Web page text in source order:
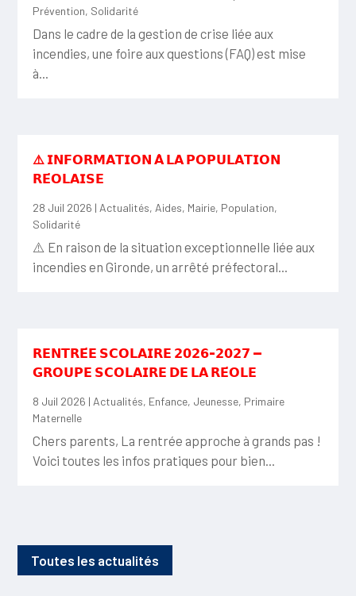
Prévention, Solidarité
Dans le cadre de la gestion de crise liée aux
incendies, une foire aux questions (FAQ) est mise
à...
⚠️ 𝗜𝗡𝗙𝗢𝗥𝗠𝗔𝗧𝗜𝗢𝗡 𝗔̀ 𝗟𝗔 𝗣𝗢𝗣𝗨𝗟𝗔𝗧𝗜𝗢𝗡
𝗥𝗘́𝗢𝗟𝗔𝗜𝗦𝗘
28 Juil 2026 | Actualités, Aides, Mairie, Population,
Solidarité
⚠️ En raison de la situation exceptionnelle liée aux
incendies en Gironde, un arrêté préfectoral...
𝗥𝗘𝗡𝗧𝗥𝗘́𝗘 𝗦𝗖𝗢𝗟𝗔𝗜𝗥𝗘 𝟮𝟬𝟮𝟲-𝟮𝟬𝟮𝟳 —
𝗚𝗥𝗢𝗨𝗣𝗘 𝗦𝗖𝗢𝗟𝗔𝗜𝗥𝗘 𝗗𝗘 𝗟𝗔 𝗥𝗘́𝗢𝗟𝗘
8 Juil 2026 | Actualités, Enfance, Jeunesse, Primaire
Maternelle
Chers parents, La rentrée approche à grands pas !
Voici toutes les infos pratiques pour bien...
Toutes les actualités